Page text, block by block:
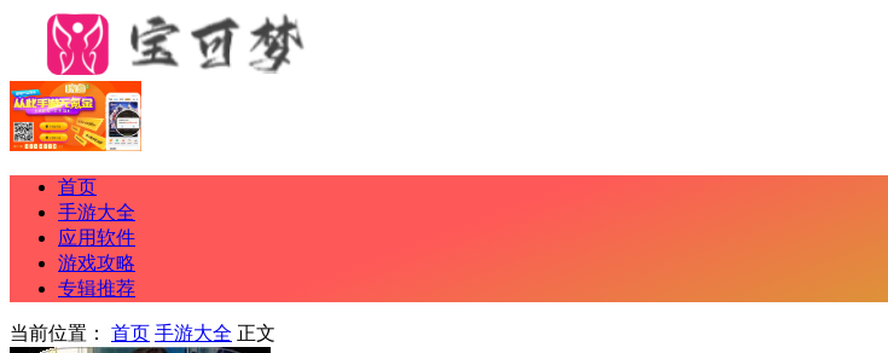
首页
手游大全
应用软件
游戏攻略
专辑推荐
当前位置： 首页 手游大全 正文